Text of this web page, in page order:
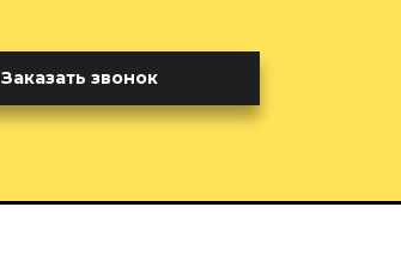
Заказать звонок